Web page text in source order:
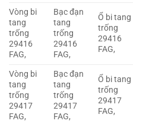
Vòng bi
tang
trống
29416
FAG,
Bạc đạn
tang
trống
29416
FAG,
Ổ bi tang
trống
29416
FAG,
Vòng bi
tang
trống
29417
FAG,
Bạc đạn
tang
trống
29417
FAG,
Ổ bi tang
trống
29417
FAG,